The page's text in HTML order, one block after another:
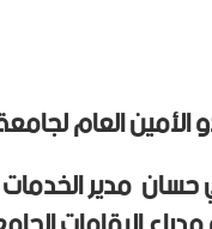
العام
مدير